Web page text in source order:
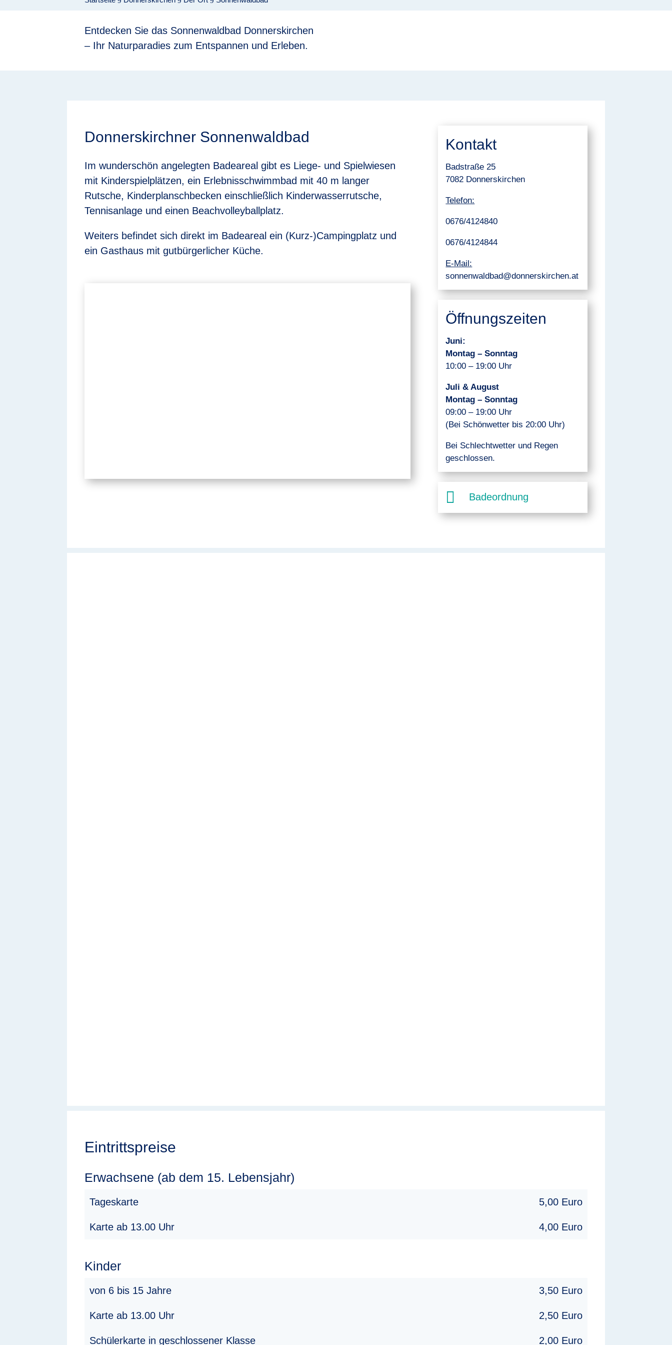
Entdecken Sie das Sonnenwaldbad Donnerskirchen
– Ihr Naturparadies zum Entspannen und Erleben.
Donnerskirchner Sonnenwaldbad
Im wunderschön angelegten Badeareal gibt es Liege- und Spielwiesen
mit Kinderspielplätzen, ein Erlebnisschwimmbad mit 40 m langer
Rutsche, Kinderplanschbecken einschließlich Kinderwasserrutsche,
Tennisanlage und einen Beachvolleyballplatz.
Weiters befindet sich direkt im Badeareal ein (Kurz-)Campingplatz und
ein Gasthaus mit gutbürgerlicher Küche.
Kontakt
Badstraße 25
7082 Donnerskirchen
Telefon:
0676/4124840
0676/4124844
E-Mail:
sonnenwaldbad@donnerskirchen.at
Öffnungszeiten
Juni:
Montag – Sonntag
10:00 – 19:00 Uhr
Juli & August
Montag – Sonntag
09:00 – 19:00 Uhr
(Bei Schönwetter bis 20:00 Uhr)
Bei Schlechtwetter und Regen
geschlossen.
 Badeordnung
Eintrittspreise
Erwachsene (ab dem 15. Lebensjahr)
Tageskarte 5,00 Euro
Karte ab 13.00 Uhr 4,00 Euro
Kinder
von 6 bis 15 Jahre 3,50 Euro
Karte ab 13.00 Uhr 2,50 Euro
Schülerkarte in geschlossener Klasse 2,00 Euro